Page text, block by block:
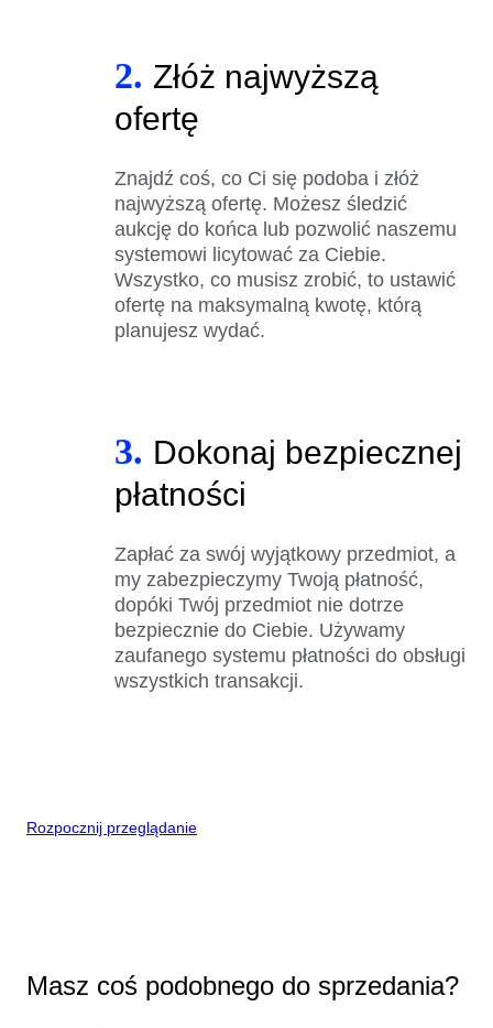
2. Złóż najwyższą
ofertę
Znajdź coś, co Ci się podoba i złóż
najwyższą ofertę. Możesz śledzić
aukcję do końca lub pozwolić naszemu
systemowi licytować za Ciebie.
Wszystko, co musisz zrobić, to ustawić
ofertę na maksymalną kwotę, którą
planujesz wydać.
3. Dokonaj bezpiecznej
płatności
Zapłać za swój wyjątkowy przedmiot, a
my zabezpieczymy Twoją płatność,
dopóki Twój przedmiot nie dotrze
bezpiecznie do Ciebie. Używamy
zaufanego systemu płatności do obsługi
wszystkich transakcji.
Rozpocznij przeglądanie
Masz coś podobnego do sprzedania?